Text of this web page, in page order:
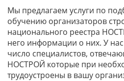
Мы предлагаем услуги по
обучению организаторов
национального реестра
него информации о них. У
число специалистов,
НОСТРОЙ которые при
трудоустроены в вашу